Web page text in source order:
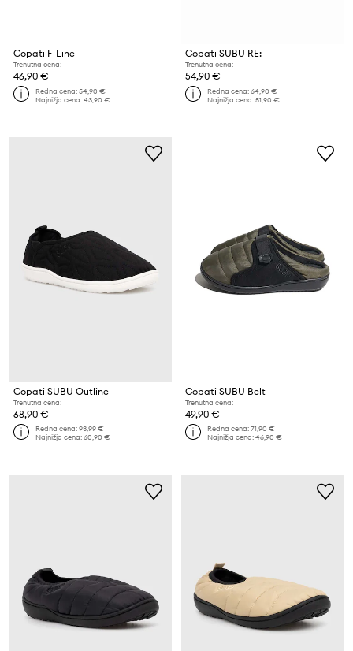
Copati F-Line
Trenutna cena:
46,90 €
Redna cena:54,90 €
Najnižja cena:43,90 €
Copati SUBU RE:
Trenutna cena:
54,90 €
Redna cena:64,90 €
Najnižja cena:51,90 €
Copati SUBU Outline
Trenutna cena:
68,90 €
Redna cena:93,99 €
Najnižja cena:60,90 €
Copati SUBU Belt
Trenutna cena:
49,90 €
Redna cena:71,90 €
Najnižja cena:46,90 €